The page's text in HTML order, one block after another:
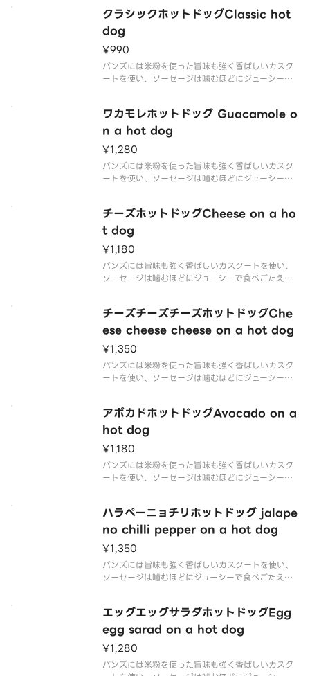
クラシックホットドッグClassic hot
dog
¥990
バンズには米粉を使った旨味も強く香ばしいカスク
ートを使い、ソーセージは噛むほどにジューシーで
独自のオリジナルソースを数種類作り上げた、唯一
絶対無二のホットドッグです。
ワカモレホットドッグ Guacamole o
n a hot dog
¥1,280
バンズには米粉を使った旨味も強く香ばしいカスク
ートを使い、ソーセージは噛むほどにジューシーで
独自のオリジナルソースを数種類作り上げた、唯一
絶対無二のホットドッグです。
チーズホットドッグCheese on a ho
t dog
¥1,180
バンズには旨味も強く香ばしいカスクートを使い、
ソーセージは噛むほどにジューシーで食べごたえの
オリジナルソースに仕上げ、唯一絶対無二のホット
ドッグです。 それに定番のチ
チーズチーズチーズホットドッグChe
ese cheese cheese on a hot dog
¥1,350
バンズには米粉を使った旨味も強く香ばしいカスク
ートを使い、ソーセージは噛むほどにジューシーで
独自のオリジナルソースを数種類作り上げた、唯一
絶対無二のホットドッグです。
アボカドホットドッグAvocado on a
hot dog
¥1,180
バンズには米粉を使った旨味も強く香ばしいカスク
ートを使い、ソーセージは噛むほどにジューシーで
独自のオリジナルソースを数種類作り上げた、唯一
絶対無二のホットドッグです。
ハラペーニョチリホットドッグ jalape
no chilli pepper on a hot dog
¥1,350
バンズには旨味も強く香ばしいカスクートを使い、
ソーセージは噛むほどにジューシーで食べごたえの
オリジナルソースに仕上げ、唯一絶対無二のホット
ドッグです。 それに辛味と酸
エッグエッグサラダホットドッグEgg
egg sarad on a hot dog
¥1,280
バンズには米粉を使った旨味も強く香ばしいカスク